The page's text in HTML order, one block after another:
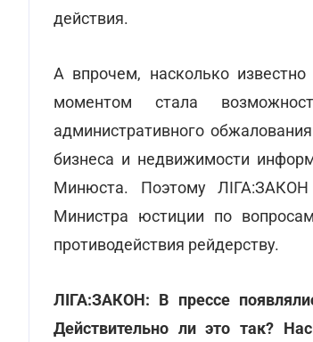
действия.
А впрочем, насколько
моментом стала
административного
бизнеса и недвижимости
Минюста. Поэтому
Министра юстиции по
противодействия рейдерству.
ЛІГА:ЗАКОН: В прессе
Действительно ли это так?